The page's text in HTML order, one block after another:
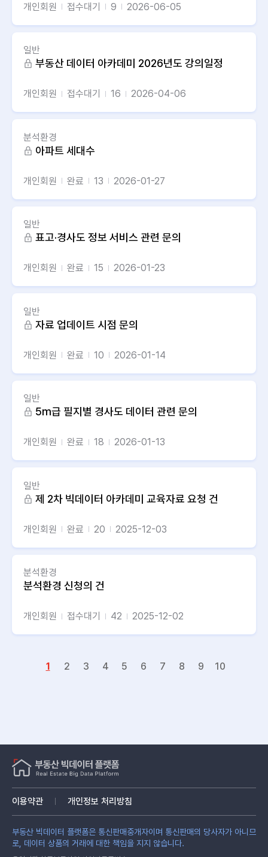
개인회원 접수대기 9 2026-06-05
일반
부동산 데이터 아카데미 2026년도 강의일정
개인회원 접수대기 16 2026-04-06
분석환경
아파트 세대수
개인회원 완료 13 2026-01-27
일반
표고·경사도 정보 서비스 관련 문의
개인회원 완료 15 2026-01-23
일반
자료 업데이트 시점 문의
개인회원 완료 10 2026-01-14
일반
5m급 필지별 경사도 데이터 관련 문의
개인회원 완료 18 2026-01-13
일반
제 2차 빅데이터 아카데미 교육자료 요청 건
개인회원 완료 20 2025-12-03
분석환경
분석환경 신청의 건
개인회원 접수대기 42 2025-12-02
1 2 3 4 5 6 7 8 9 10
이용약관 개인정보 처리방침
부동산 빅데이터 플랫폼은 통신판매중개자이며 통신판매의 당사자가 아니므
로, 데이터 상품의 거래에 대한 책임을 지지 않습니다.